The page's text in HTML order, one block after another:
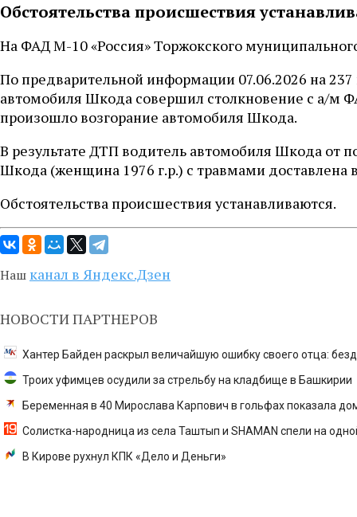
Обстоятельства происшествия
На ФАД М-10 «Россия» Торжокского
По предварительной информации 07.06.2026 на
автомобиля Шкода совершил столкновение с а/м
произошло возгорание автомобиля Шкода.
В результате ДТП водитель автомобиля Шкода от
Шкода (женщина 1976 г.р.) с травмами доставлена
Обстоятельства происшествия устанавливаются.
Наш канал в Яндекс.Дзен
НОВОСТИ ПАРТНЕРОВ
Хантер Байден раскрыл величайшую ошибку своего отца:
Троих уфимцев осудили за стрельбу на кладбище в Башкирии
Беременная в 40 Мирослава Карпович в гольфах показала
Солистка-народница из села Таштып и SHAMAN спели на
В Кирове рухнул КПК «Дело и Деньги»